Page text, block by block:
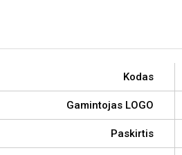
Kodas
Gamintojas LOGO
Paskirtis